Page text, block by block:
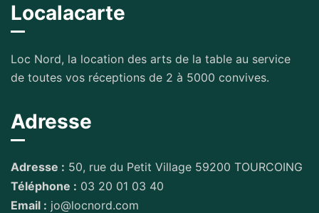
Localacarte
Loc Nord, la location des arts de la table au service
de toutes vos réceptions de 2 à 5000 convives.
Adresse
Adresse : 50, rue du Petit Village 59200 TOURCOING
Téléphone : 03 20 01 03 40
Email : jo@locnord.com